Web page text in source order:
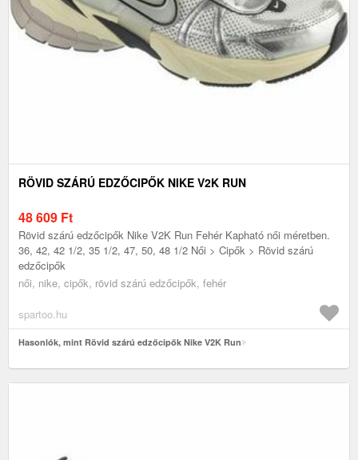
RÖVID SZÁRÚ EDZŐCIPŐK NIKE V2K RUN
48 609 Ft
Rövid szárú edzőcipők Nike V2K Run Fehér Kapható női méretben.
36, 42, 42 1/2, 35 1/2, 47, 50, 48 1/2 Női > Cipők > Rövid szárú
edzőcipők
női, nike, cipők, rövid szárú edzőcipők, fehér
spartoo.hu
Hasonlók, mint Rövid szárú edzőcipők Nike V2K Run